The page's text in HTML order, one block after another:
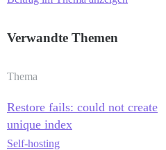
Verwandte Themen
Thema
Restore fails: could not create
unique index
Self-hosting